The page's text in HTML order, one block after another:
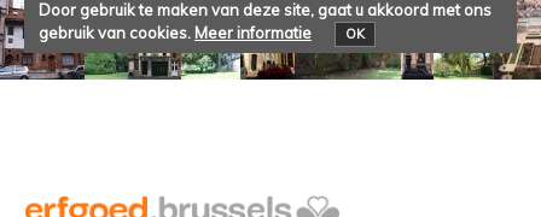
Door gebruik te maken van deze site, gaat u akkoord met ons
gebruik van cookies. Meer informatie OK